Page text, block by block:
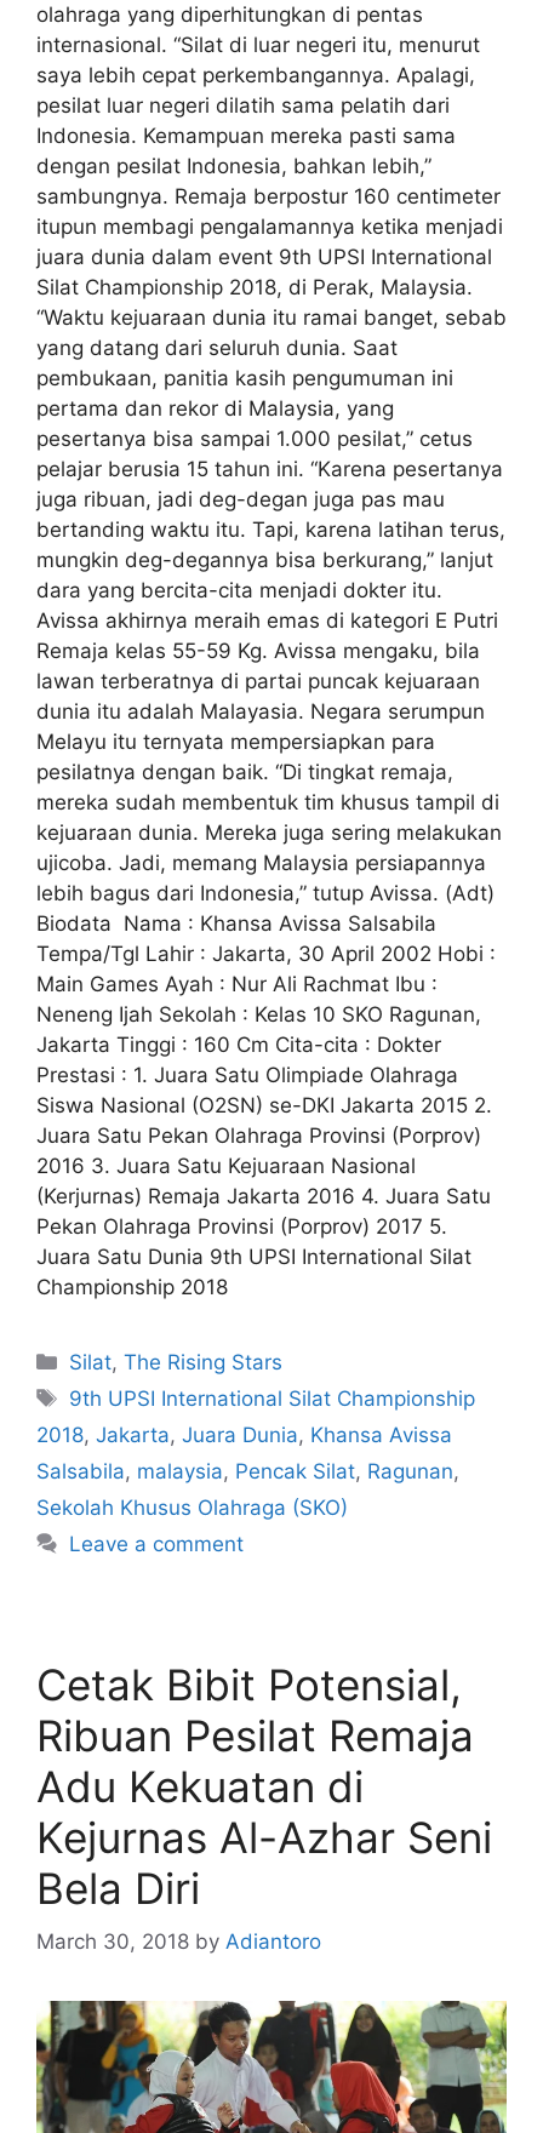
olahraga yang diperhitungkan di pentas
internasional. “Silat di luar negeri itu, menurut
saya lebih cepat perkembangannya. Apalagi,
pesilat luar negeri dilatih sama pelatih dari
Indonesia. Kemampuan mereka pasti sama
dengan pesilat Indonesia, bahkan lebih,”
sambungnya. Remaja berpostur 160 centimeter
itupun membagi pengalamannya ketika menjadi
juara dunia dalam event 9th UPSI International
Silat Championship 2018, di Perak, Malaysia.
“Waktu kejuaraan dunia itu ramai banget, sebab
yang datang dari seluruh dunia. Saat
pembukaan, panitia kasih pengumuman ini
pertama dan rekor di Malaysia, yang
pesertanya bisa sampai 1.000 pesilat,” cetus
pelajar berusia 15 tahun ini. “Karena pesertanya
juga ribuan, jadi deg-degan juga pas mau
bertanding waktu itu. Tapi, karena latihan terus,
mungkin deg-degannya bisa berkurang,” lanjut
dara yang bercita-cita menjadi dokter itu.
Avissa akhirnya meraih emas di kategori E Putri
Remaja kelas 55-59 Kg. Avissa mengaku, bila
lawan terberatnya di partai puncak kejuaraan
dunia itu adalah Malayasia. Negara serumpun
Melayu itu ternyata mempersiapkan para
pesilatnya dengan baik. “Di tingkat remaja,
mereka sudah membentuk tim khusus tampil di
kejuaraan dunia. Mereka juga sering melakukan
ujicoba. Jadi, memang Malaysia persiapannya
lebih bagus dari Indonesia,” tutup Avissa. (Adt)
Biodata Nama : Khansa Avissa Salsabila
Tempa/Tgl Lahir : Jakarta, 30 April 2002 Hobi :
Main Games Ayah : Nur Ali Rachmat Ibu :
Neneng Ijah Sekolah : Kelas 10 SKO Ragunan,
Jakarta Tinggi : 160 Cm Cita-cita : Dokter
Prestasi : 1. Juara Satu Olimpiade Olahraga
Siswa Nasional (O2SN) se-DKI Jakarta 2015 2.
Juara Satu Pekan Olahraga Provinsi (Porprov)
2016 3. Juara Satu Kejuaraan Nasional
(Kerjurnas) Remaja Jakarta 2016 4. Juara Satu
Pekan Olahraga Provinsi (Porprov) 2017 5.
Juara Satu Dunia 9th UPSI International Silat
Championship 2018
Silat,The Rising Stars
9th UPSI International Silat Championship
2018, Jakarta, Juara Dunia, Khansa Avissa
Salsabila, malaysia, Pencak Silat, Ragunan,
Sekolah Khusus Olahraga (SKO)
Leave a comment
Cetak Bibit Potensial,
Ribuan Pesilat Remaja
Adu Kekuatan di
Kejurnas Al-Azhar Seni
Bela Diri
March 30, 2018 by Adiantoro